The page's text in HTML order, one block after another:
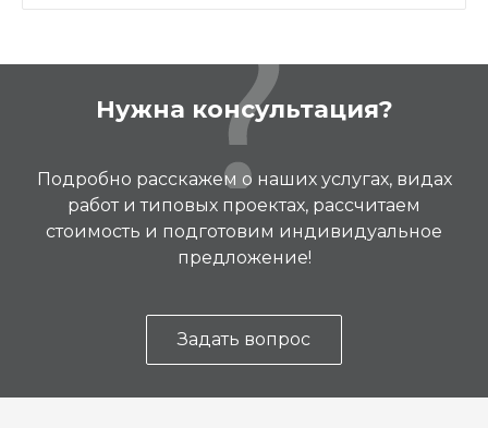
Нужна консультация?
Подробно расскажем о наших услугах, видах
работ и типовых проектах, рассчитаем
стоимость и подготовим индивидуальное
предложение!
Задать вопрос